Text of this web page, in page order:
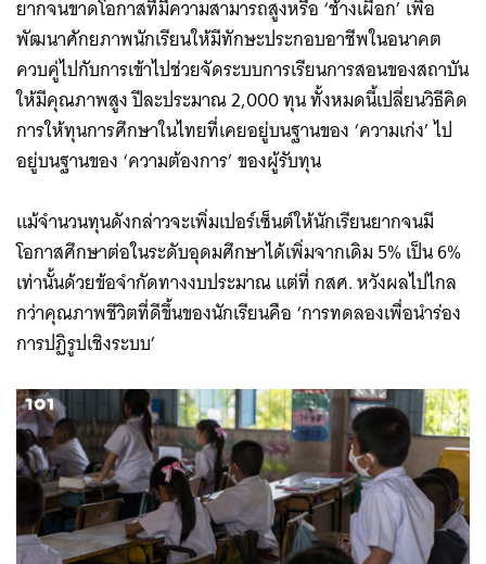
ยากจนขาดโอกาสที่มีความสามารถสูงหรือ ‘ช้างเผือก’ เพื่อ
พัฒนาศักยภาพนักเรียนให้มีทักษะประกอบอาชีพในอนาคต
ควบคู่ไปกับการเข้าไปช่วยจัดระบบการเรียนการสอนของสถาบัน
ให้มีคุณภาพสูง ปีละประมาณ 2,000 ทุน ทั้งหมดนี้เปลี่ยนวิธีคิด
การให้ทุนการศึกษาในไทยที่เคยอยู่บนฐานของ ‘ความเก่ง’ ไป
อยู่บนฐานของ ‘ความต้องการ’ ของผู้รับทุน
แม้จำนวนทุนดังกล่าวจะเพิ่มเปอร์เซ็นต์ให้นักเรียนยากจนมี
โอกาสศึกษาต่อในระดับอุดมศึกษาได้เพิ่มจากเดิม 5% เป็น 6%
เท่านั้นด้วยข้อจำกัดทางงบประมาณ แต่ที่ กสศ. หวังผลไปไกล
กว่าคุณภาพชีวิตที่ดีขึ้นของนักเรียนคือ ‘การทดลองเพื่อนำร่อง
การปฏิรูปเชิงระบบ’